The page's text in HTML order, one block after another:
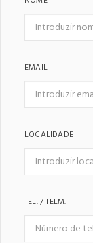
EMAIL
LOCALIDADE
TEL. / TELM.